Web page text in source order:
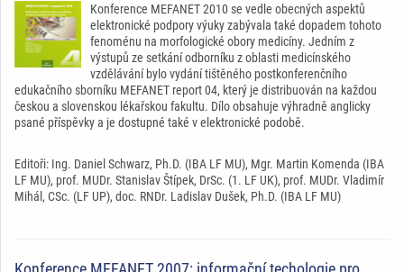
Konference MEFANET 2010 se vedle obecných aspektů
elektronické podpory výuky zabývala také dopadem tohoto
fenoménu na morfologické obory medicíny. Jedním z
výstupů ze setkání odborníku z oblasti medicínského
vzdělávání bylo vydání tištěného postkonferenčního
edukačního sborníku MEFANET report 04, který je distribuován na každou
českou a slovenskou lékařskou fakultu. Dílo obsahuje výhradně anglicky
psané příspěvky a je dostupné také v elektronické podobě.
Editoři: Ing. Daniel Schwarz, Ph.D. (IBA LF MU), Mgr. Martin Komenda (IBA
LF MU), prof. MUDr. Stanislav Štípek, DrSc. (1. LF UK), prof. MUDr. Vladimír
Mihál, CSc. (LF UP), doc. RNDr. Ladislav Dušek, Ph.D. (IBA LF MU)